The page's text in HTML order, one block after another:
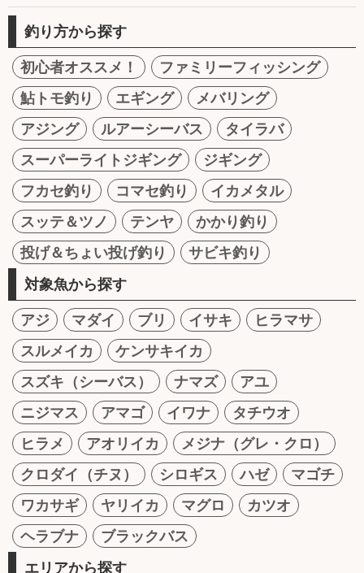
釣り方から探す
初心者オススメ！
ファミリーフィッシング
鮎トモ釣り
エギング
メバリング
アジング
ルアーシーバス
タイラバ
スーパーライトジギング
ジギング
フカセ釣り
コマセ釣り
イカメタル
スッテ＆ツノ
テンヤ
かかり釣り
投げ＆ちょい投げ釣り
サビキ釣り
対象魚から探す
アジ マダイ ブリ イサキ
ヒラマサ
スルメイカ
ケンサキイカ
スズキ（シーバス）
ナマズ
アユ
ニジマス
アマゴ イワナ
タチウオ
ヒラメ
アオリイカ
メジナ（グレ・クロ）
クロダイ（チヌ）
シロギス ハゼ
マゴチ
ワカサギ
ヤリイカ マグロ
カツオ
ヘラブナ
ブラックバス
エリアから探す